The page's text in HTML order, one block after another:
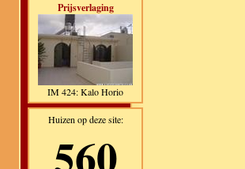
Prijsverlaging
IM 424: Kalo Horio
Huizen op deze site:
560